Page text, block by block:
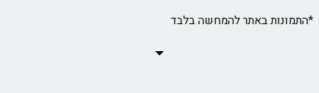
*התמונות באתר להמחשה בלבד